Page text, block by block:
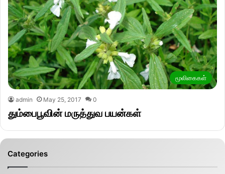
மூலிகைகள்
admin May 25, 2017 0
தும்பைபூவின் மருத்துவ பயன்கள்
Categories